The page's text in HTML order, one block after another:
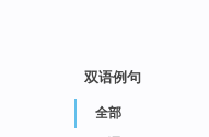
双语例句
全部